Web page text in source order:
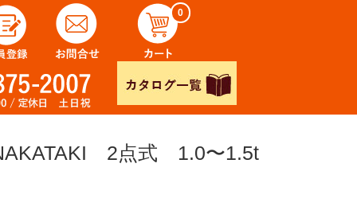
0
2点式 1.0〜1.5t